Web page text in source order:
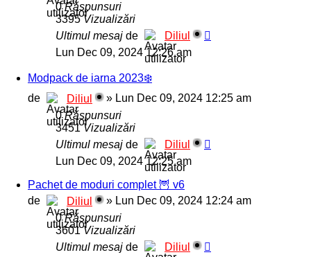
0Răspunsuri
3395Vizualizări
Ultimul mesaj de
Diliul
Lun Dec 09, 2024 12:26 am
Modpack de iarna 2023❄️
de
Diliul » Lun Dec 09, 2024 12:25 am
0Răspunsuri
3451Vizualizări
Ultimul mesaj de
Diliul
Lun Dec 09, 2024 12:25 am
Pachet de moduri complet 🦉 v6
de
Diliul » Lun Dec 09, 2024 12:24 am
0Răspunsuri
3601Vizualizări
Ultimul mesaj de
Diliul